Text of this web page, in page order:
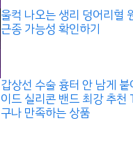
울컥 나오는 생리 덩어리혈
근종 가능성 확인하기
갑상선 수술 흉터 안 남게
이드 실리콘 밴드 최강 추
구나 만족하는 상품